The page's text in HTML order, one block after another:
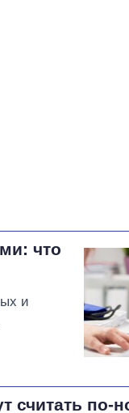
что
и
считать по-
персональных
платежных чеков